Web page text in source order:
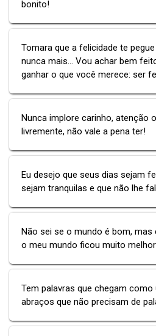
bonito!
Tomara que a felicidade te
nunca mais... Vou achar bem
ganhar o que você merece: ser
Nunca implore carinho, atenção
livremente, não vale a pena ter!
Eu desejo que seus dias sejam
sejam tranquilas e que não lhe
Não sei se o mundo é bom, mas
o meu mundo ficou muito
Tem palavras que chegam como
abraços que não precisam de